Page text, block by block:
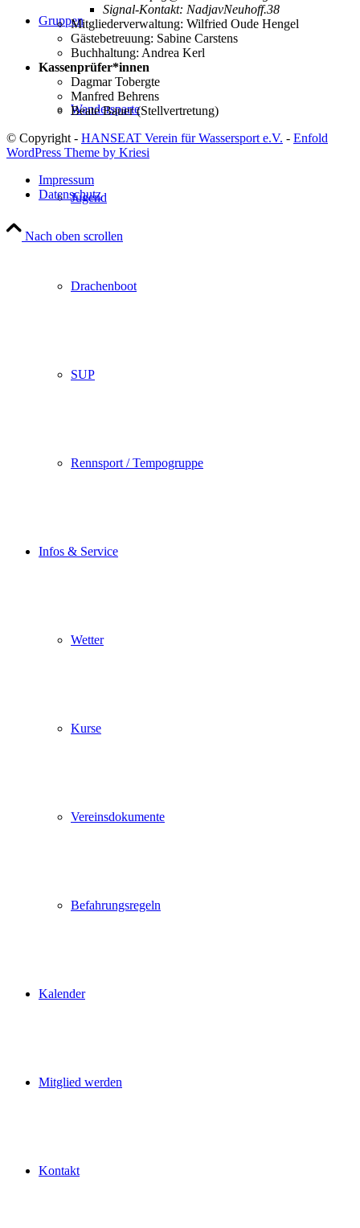
Gruppen
Wandersparte
Jugend
Drachenboot
SUP
Rennsport / Tempogruppe
Infos & Service
Wetter
Kurse
Vereinsdokumente
Befahrungsregeln
Kalender
Mitglied werden
Kontakt
Signal-Kontakt: NadjavNeuhoff.38
Mitgliederverwaltung: Wilfried Oude Hengel
Gästebetreuung: Sabine Carstens
Buchhaltung: Andrea Kerl
Kassenprüfer*innen
Dagmar Tobergte
Manfred Behrens
Beate Bauer (Stellvertretung)
© Copyright - HANSEAT Verein für Wassersport e.V. - Enfold
WordPress Theme by Kriesi
Impressum
Datenschutz
Nach oben scrollen